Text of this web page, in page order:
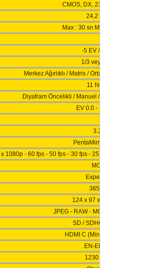
CMOS, DX, 23,5x15,6 mm
24,2 mio
Max : 30 sn Min 1/4.000 sn
-5 EV / 5 EV
1/3 veya 1/2
Merkez Ağırlıklı / Matris / Ortalama Ölçüm /
11 Nokta
Diyafram Öncelikli / Manuel / Enstantane
EV 0.0 - EV 20.0
3.2"
PentaMirror - Optik
1080p - 60 fps - 50 fps - 30 fps - 25 fps - 24 fps /
MOV
Expeed 4
365 gr.
124 x 97 x 69.5 mm
JPEG - RAW - MOV - Linear
SD / SDHC / SDXC
HDMI C (Mini) - USB 2.0
EN-EL14a
1230 mAh